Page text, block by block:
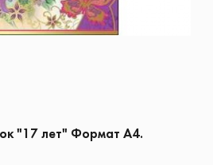
"17 лет" Формат А4.